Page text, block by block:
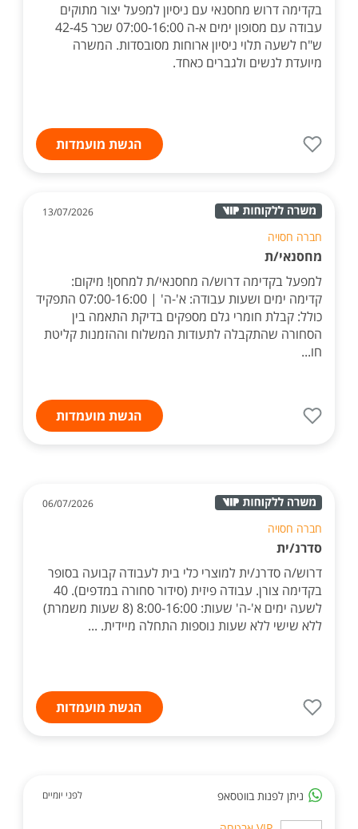
בקדימה דרוש מחסנאי עם ניסיון למפעל יצור מתוקים
עבודה עם מסופון ימים א-ה 07:00-16:00 שכר 42-45
ש"ח לשעה תלוי ניסיון ארוחות מסובסדות. המשרה
מיועדת לנשים ולגברים כאחד.
הגשת מועמדות
13/07/2026
חברה חסויה
מחסנאי/ת
למפעל בקדימה דרוש/ה מחסנאי/ת למחסן! מיקום:
קדימה ימים ושעות עבודה: א'-ה' | 07:00-16:00 התפקיד
כולל: קבלת חומרי גלם מספקים בדיקת התאמה בין
הסחורה שהתקבלה לתעודות המשלוח וההזמנות קליטת
חו...
הגשת מועמדות
06/07/2026
חברה חסויה
סדרנ/ית
דרוש/ה סדרנ/ית למוצרי כלי בית לעבודה קבועה בסופר
בקדימה צורן. עבודה פיזית (סידור סחורה במדפים). 40
לשעה ימים א'-ה' שעות: 8:00-16:00 (8 שעות משמרת)
ללא שישי ללא שעות נוספות התחלה מיידית. ...
הגשת מועמדות
ניתן לפנות בווטסאפ לפני יומיים